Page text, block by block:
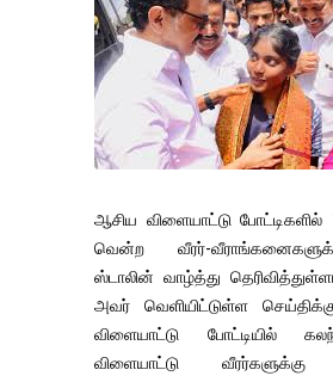
ஆசிய விளையாட்டு
வென்ற வீரர்-
ஸ்டாலின் வாழ்த்து
அவர் வெளியிட்டுள்ள
விளையாட்டு போட்டியில்
விளையாட்டு வீரர்களுக்கு